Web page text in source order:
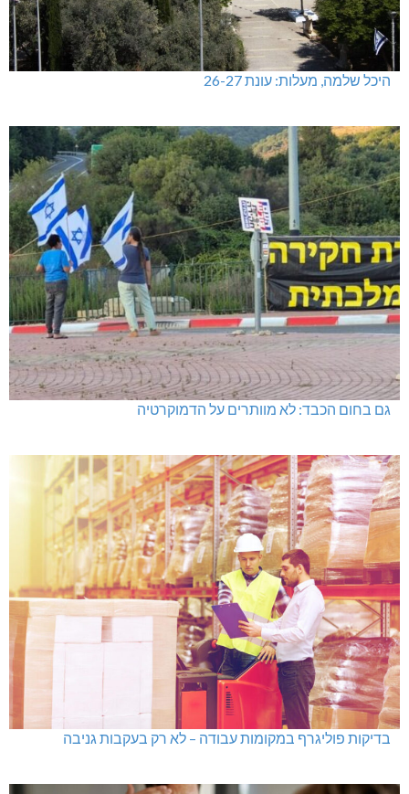
היכל שלמה, מעלות: עונת 26-27
גם בחום הכבד: לא מוותרים על הדמוקרטיה
בדיקות פוליגרף במקומות עבודה – לא רק בעקבות גניבה